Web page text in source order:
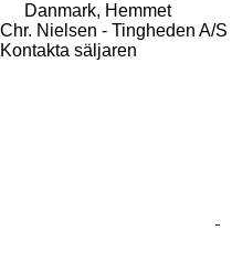
Danmark, Hemmet
Chr. Nielsen - Tingheden A/S
Kontakta säljaren